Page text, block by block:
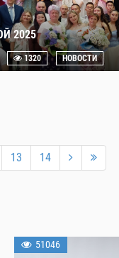
2025
1320 НОВОСТИ
13 14
51046